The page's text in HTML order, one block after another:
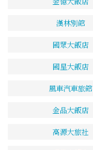
漢林別館
國眾大飯店
國星大飯店
風車汽車旅館
金品大飯店
高源大旅社